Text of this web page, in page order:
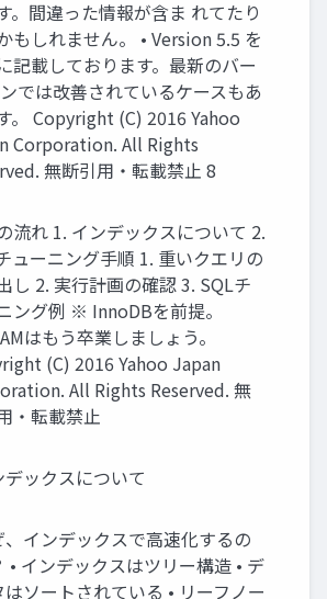
。間違った情報が含ま れてたり
もしれません。 • Version 5.5 を
記載しております。最新のバー
では改善されているケースもあ
。 Copyright (C) 2016 Yahoo
Corporation. All Rights
無断引用・転載禁止 8
流れ 1. インデックスについて 2.
ューニング手順 1. 重いクエリの
し 2. 実行計画の確認 3. SQLチ
ング例 ※ InnoDBを前提。
はもう卒業しましょう。
(C) 2016 Yahoo Japan
All Rights Reserved. 無
・転載禁止
デックスについて
、インデックスで高速化するの
• インデックスはツリー構造 • デ
はソートされている • リーフノー